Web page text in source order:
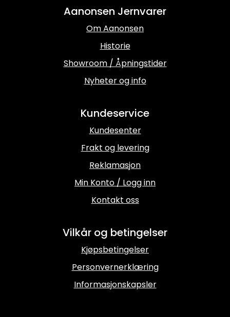
Aanonsen Jernvarer
Om Aanonsen
Historie
Showroom / Åpningstider
Nyheter og info
Kundeservice
Kundesenter
Frakt og levering
Reklamasjon
Min Konto / Logg inn
Kontakt oss
Vilkår og betingelser
Kjøpsbetingelser
Personvernerklæring
Informasjonskapsler